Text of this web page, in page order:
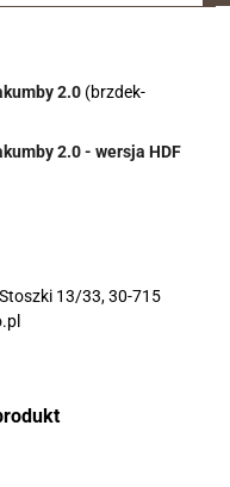
2.0 (brzdek-
2.0 - wersja HDF
13/33, 30-715